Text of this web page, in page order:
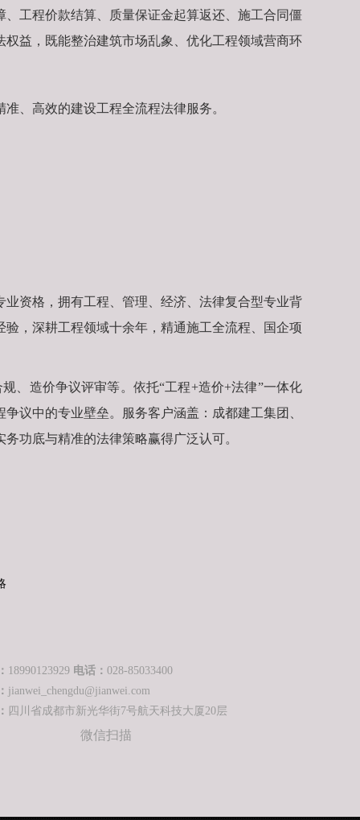
工程价款结算、质量保证金起算返还、施工合同僵
益，既能整治建筑市场乱象、优化工程领域营商环
、高效的建设工程全流程法律服务。
资格，拥有工程、管理、经济、法律复合型专业背
，深耕工程领域十余年，精通施工全流程、国企项
、造价争议评审等。依托“工程+造价+法律”一体化
议中的专业壁垒。服务客户涵盖：成都建工集团、
功底与精准的法律策略赢得广泛认可。
18990123929 电话： 028-85033400
jianwei_chengdu@jianwei.com
四川省成都市新光华街7号航天科技大厦20层
微信扫描